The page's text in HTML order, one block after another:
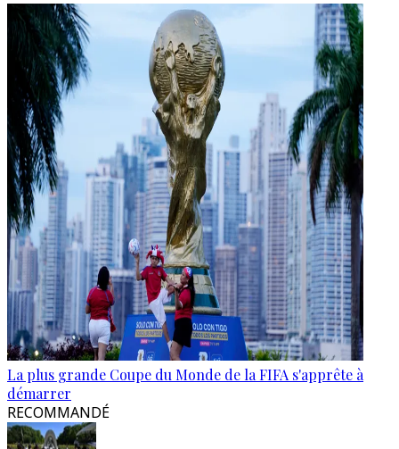
La plus grande Coupe du Monde de la FIFA s'apprête à
démarrer
RECOMMANDÉ